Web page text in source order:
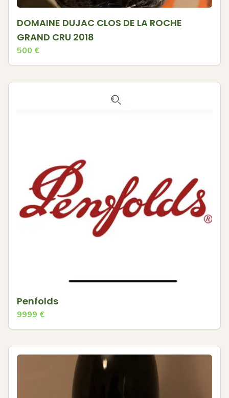
DOMAINE DUJAC CLOS DE LA ROCHE
GRAND CRU 2018
500 €
Penfolds
9999 €